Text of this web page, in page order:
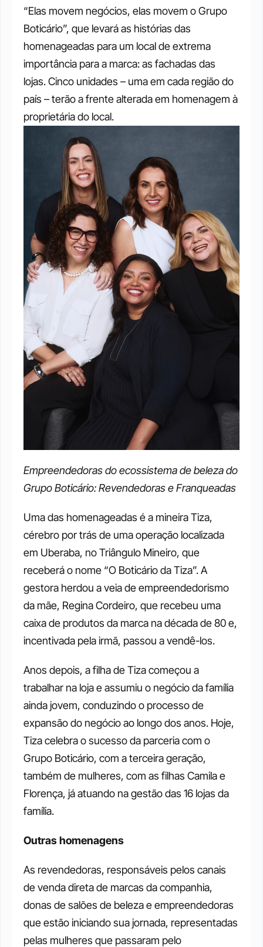
“Elas movem negócios, elas movem o Grupo
Boticário”, que levará as histórias das
homenageadas para um local de extrema
importância para a marca: as fachadas das
lojas. Cinco unidades – uma em cada região do
país – terão a frente alterada em homenagem à
proprietária do local.
Empreendedoras do ecossistema de beleza do
Grupo Boticário: Revendedoras e Franqueadas
Uma das homenageadas é a mineira Tiza,
cérebro por trás de uma operação localizada
em Uberaba, no Triângulo Mineiro, que
receberá o nome “O Boticário da Tiza”. A
gestora herdou a veia de empreendedorismo
da mãe, Regina Cordeiro, que recebeu uma
caixa de produtos da marca na década de 80 e,
incentivada pela irmã, passou a vendê-los.
Anos depois, a filha de Tiza começou a
trabalhar na loja e assumiu o negócio da família
ainda jovem, conduzindo o processo de
expansão do negócio ao longo dos anos. Hoje,
Tiza celebra o sucesso da parceria com o
Grupo Boticário, com a terceira geração,
também de mulheres, com as filhas Camila e
Florença, já atuando na gestão das 16 lojas da
família.
Outras homenagens
As revendedoras, responsáveis pelos canais
de venda direta de marcas da companhia,
donas de salões de beleza e empreendedoras
que estão iniciando sua jornada, representadas
pelas mulheres que passaram pelo